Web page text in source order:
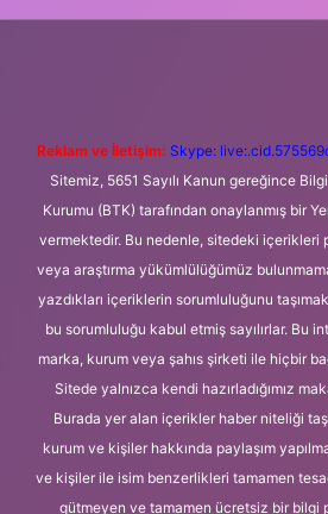
Reklam ve İletişim: Skype:
Sitemiz, 5651 Sayılı Kanun gereğince
Kurumu (BTK) tarafından onaylanmış bir
vermektedir. Bu nedenle, sitedeki içerikleri
veya araştırma yükümlülüğümüz
yazdıkları içeriklerin sorumluluğunu
bu sorumluluğu kabul etmiş sayılırlar. Bu
marka, kurum veya şahıs şirketi ile hiçbir
Sitede yalnızca kendi hazırladığımız
Burada yer alan içerikler haber niteliği
kurum ve kişiler hakkında paylaşım
ve kişiler ile isim benzerlikleri tamamen
gütmeyen ve tamamen ücretsiz bir bilgi